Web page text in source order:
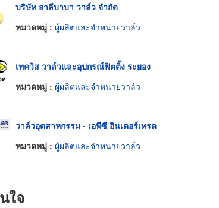
บริษัท อาลีบาบา วาล์ว จำกัด
หมวดหมู่ : ผู้ผลิตและจำหน่ายวาล์ว
เทควิส วาล์วและอุปกรณ์ฟิตติ้ง ระยอง
หมวดหมู่ : ผู้ผลิตและจำหน่ายวาล์ว
วาล์วอุตสาหกรรม - เอพีซี อินเตอร์เทรด
หมวดหมู่ : ผู้ผลิตและจำหน่ายวาล์ว
ใจ